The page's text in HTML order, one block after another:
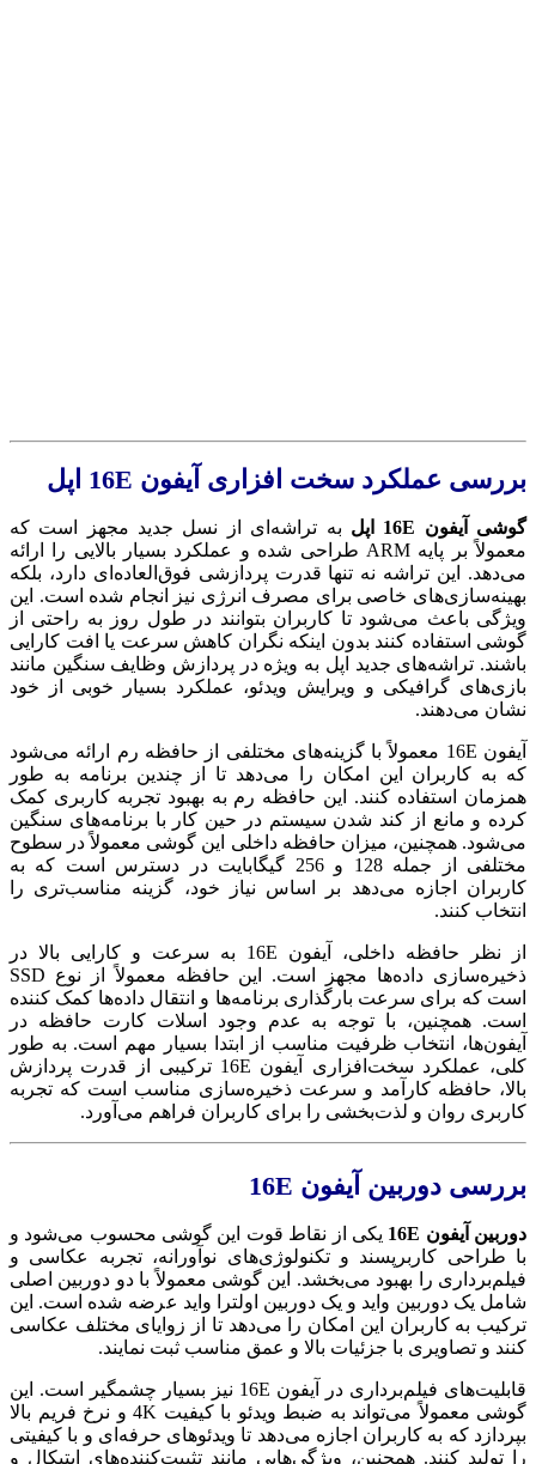
بررسی عملکرد سخت افزاری آیفون 16E اپل
گوشی آیفون 16E اپل
به تراشه‌ای از نسل جدید مجهز است که
معمولاً بر پایه ARM طراحی شده و عملکرد بسیار بالایی را ارائه
می‌دهد. این تراشه نه تنها قدرت پردازشی فوق‌العاده‌ای دارد، بلکه
بهینه‌سازی‌های خاصی برای مصرف انرژی نیز انجام شده است. این
ویژگی باعث می‌شود تا کاربران بتوانند در طول روز به راحتی از
گوشی استفاده کنند بدون اینکه نگران کاهش سرعت یا افت کارایی
باشند. تراشه‌های جدید اپل به ویژه در پردازش وظایف سنگین مانند
بازی‌های گرافیکی و ویرایش ویدئو، عملکرد بسیار خوبی از خود
نشان می‌دهند.
آیفون 16E معمولاً با گزینه‌های مختلفی از حافظه رم ارائه می‌شود
که به کاربران این امکان را می‌دهد تا از چندین برنامه به طور
همزمان استفاده کنند. این حافظه رم به بهبود تجربه کاربری کمک
کرده و مانع از کند شدن سیستم در حین کار با برنامه‌های سنگین
می‌شود. همچنین، میزان حافظه داخلی این گوشی معمولاً در سطوح
مختلفی از جمله 128 و 256 گیگابایت در دسترس است که به
کاربران اجازه می‌دهد بر اساس نیاز خود، گزینه مناسب‌تری را
انتخاب کنند.
از نظر حافظه داخلی، آیفون 16E به سرعت و کارایی بالا در
ذخیره‌سازی داده‌ها مجهز است. این حافظه معمولاً از نوع SSD
است که برای سرعت بارگذاری برنامه‌ها و انتقال داده‌ها کمک کننده
است. همچنین، با توجه به عدم وجود اسلات کارت حافظه در
آیفون‌ها، انتخاب ظرفیت مناسب از ابتدا بسیار مهم است. به طور
کلی، عملکرد سخت‌افزاری آیفون 16E ترکیبی از قدرت پردازش
بالا، حافظه کارآمد و سرعت ذخیره‌سازی مناسب است که تجربه
کاربری روان و لذت‌بخشی را برای کاربران فراهم می‌آورد.
بررسی دوربین آیفون 16E
دوربین آیفون 16E
یکی از نقاط قوت این گوشی محسوب می‌شود و
با طراحی کاربرپسند و تکنولوژی‌های نوآورانه، تجربه عکاسی و
فیلم‌برداری را بهبود می‌بخشد. این گوشی معمولاً با دو دوربین اصلی
شامل یک دوربین واید و یک دوربین اولترا واید عرضه شده است. این
ترکیب به کاربران این امکان را می‌دهد تا از زوایای مختلف عکاسی
کنند و تصاویری با جزئیات بالا و عمق مناسب ثبت نمایند.
قابلیت‌های فیلم‌برداری در آیفون 16E نیز بسیار چشمگیر است. این
گوشی معمولاً می‌تواند به ضبط ویدئو با کیفیت 4K و نرخ فریم بالا
بپردازد که به کاربران اجازه می‌دهد تا ویدئوهای حرفه‌ای و با کیفیتی
را تولید کنند. همچنین، ویژگی‌هایی مانند تثبیت‌کننده‌های اپتیکال و